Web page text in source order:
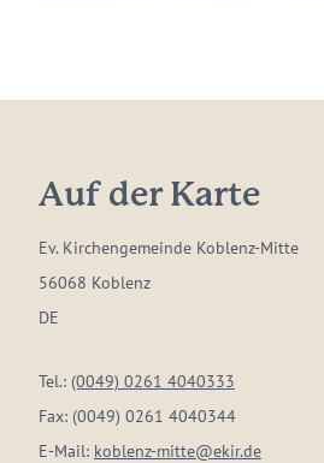
Auf der Karte
Ev. Kirchengemeinde Koblenz-Mitte
56068 Koblenz
DE
Tel.: (0049) 0261 4040333
Fax: (0049) 0261 4040344
E-Mail: koblenz-mitte@ekir.de